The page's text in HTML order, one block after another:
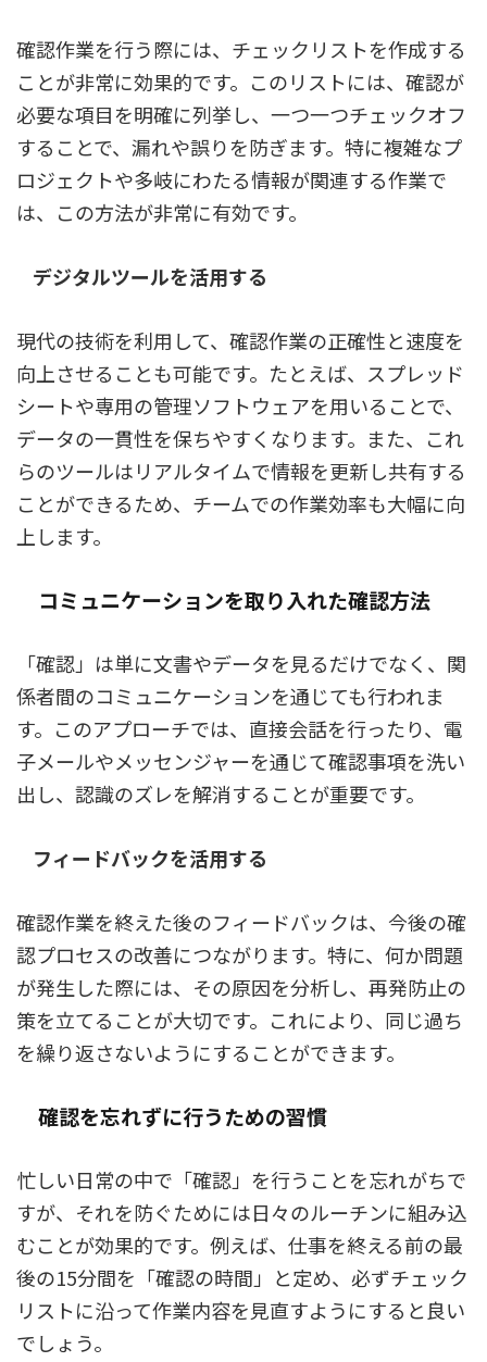
確認作業を行う際には、チェックリストを作成する
ことが非常に効果的です。このリストには、確認が
必要な項目を明確に列挙し、一つ一つチェックオフ
することで、漏れや誤りを防ぎます。特に複雑なプ
ロジェクトや多岐にわたる情報が関連する作業で
は、この方法が非常に有効です。
デジタルツールを活用する
現代の技術を利用して、確認作業の正確性と速度を
向上させることも可能です。たとえば、スプレッド
シートや専用の管理ソフトウェアを用いることで、
データの一貫性を保ちやすくなります。また、これ
らのツールはリアルタイムで情報を更新し共有する
ことができるため、チームでの作業効率も大幅に向
上します。
コミュニケーションを取り入れた確認方法
「確認」は単に文書やデータを見るだけでなく、関
係者間のコミュニケーションを通じても行われま
す。このアプローチでは、直接会話を行ったり、電
子メールやメッセンジャーを通じて確認事項を洗い
出し、認識のズレを解消することが重要です。
フィードバックを活用する
確認作業を終えた後のフィードバックは、今後の確
認プロセスの改善につながります。特に、何か問題
が発生した際には、その原因を分析し、再発防止の
策を立てることが大切です。これにより、同じ過ち
を繰り返さないようにすることができます。
確認を忘れずに行うための習慣
忙しい日常の中で「確認」を行うことを忘れがちで
すが、それを防ぐためには日々のルーチンに組み込
むことが効果的です。例えば、仕事を終える前の最
後の15分間を「確認の時間」と定め、必ずチェック
リストに沿って作業内容を見直すようにすると良い
でしょう。